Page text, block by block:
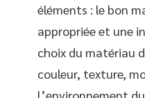
éléments : le bon
appropriée et une
choix du matériau
couleur, texture,